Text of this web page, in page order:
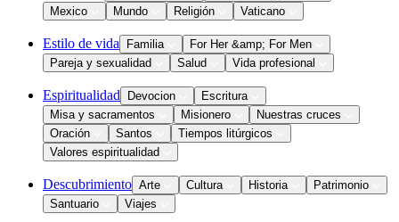
Mexico
Mundo Religión Vaticano
Estilo de vida Familia
For Her &amp; For Men
Pareja y sexualidad
Salud Vida profesional
Espiritualidad Devocion
Escritura
Misa y sacramentos
Misionero
Nuestras cruces
Oración
Santos
Tiempos litúrgicos
Valores espiritualidad
Descubrimiento Arte Cultura Historia
Patrimonio
Santuario
Viajes